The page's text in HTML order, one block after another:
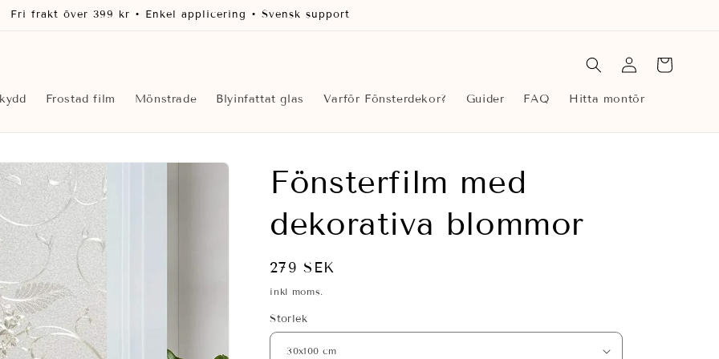
Fri frakt över 399 kr • Enkel applicering • Svensk support
Frostad film Mönstrade Blyinfattat glas Varför Fönsterdekor? Guider FAQ Hitta montör
Logga
Varukorg
Fönsterfilm med
dekorativa blommor
Ordinarie
pris
279 SEK
inkl moms.
Storlek